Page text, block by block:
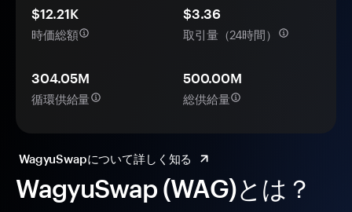
WagyuSwap (WAG)とは？
$12.21K
時価総額
$3.36
取引量（24時間）
304.05M
循環供給量
500.00M
総供給量
WagyuSwapについて詳しく知る